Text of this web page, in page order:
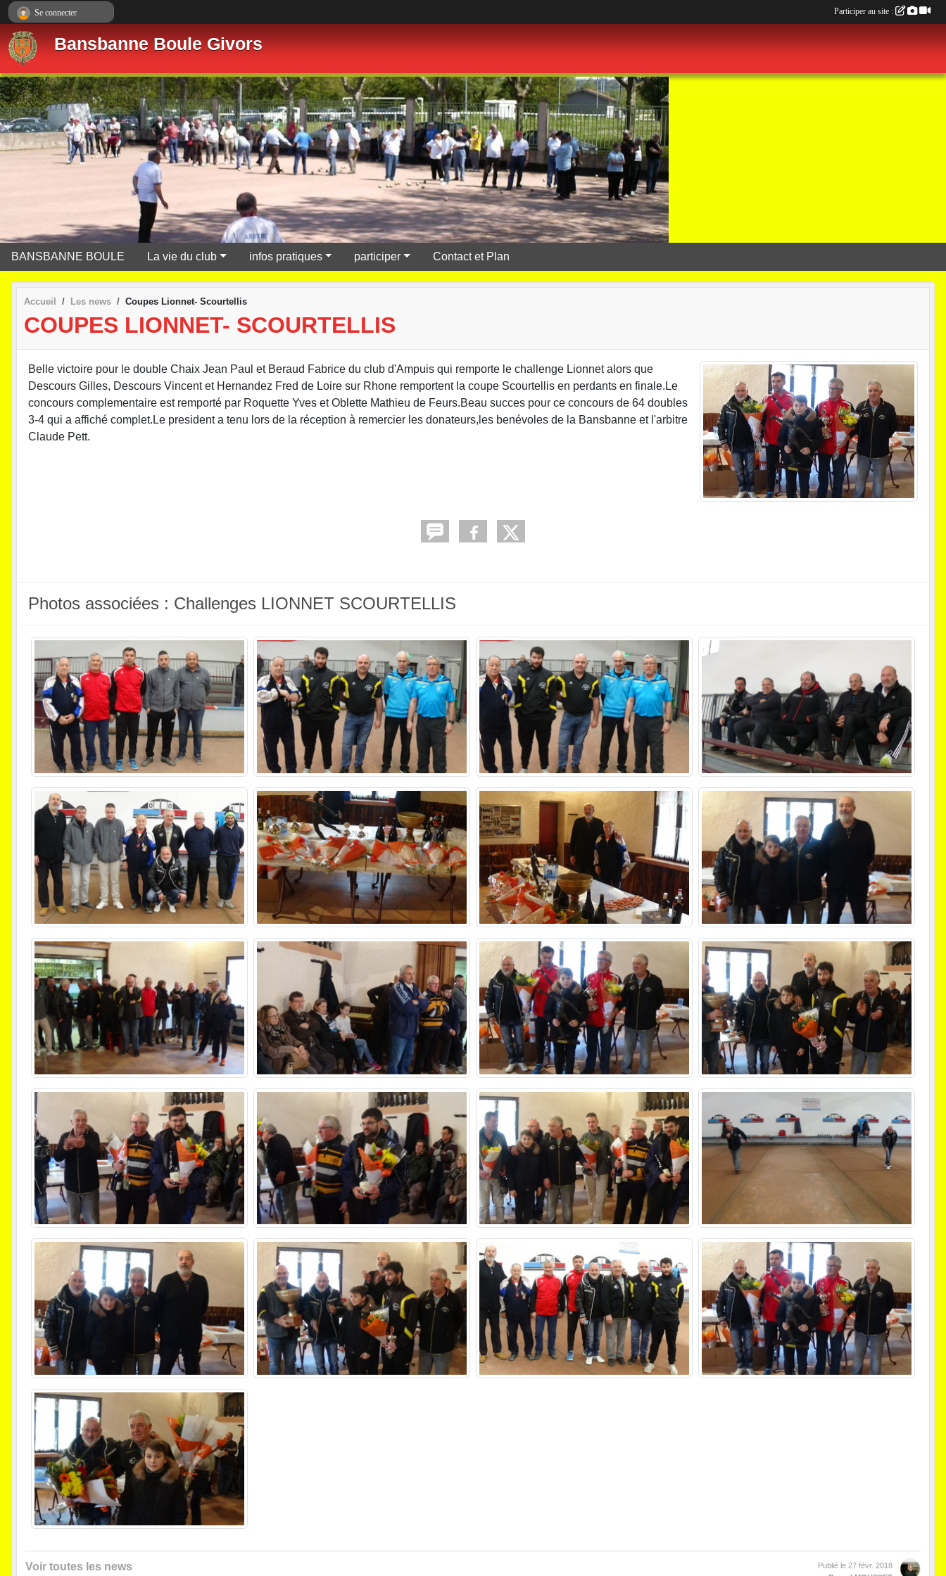
Bansbanne Boule Givors
BANSBANNE BOULE La vie du club infos pratiques participer Contact et Plan
Accueil Les news Coupes Lionnet- Scourtellis
COUPES LIONNET- SCOURTELLIS
Belle victoire pour le double Chaix Jean Paul et Beraud Fabrice du club d'Ampuis qui remporte le challenge Lionnet alors que
Descours Gilles, Descours Vincent et Hernandez Fred de Loire sur Rhone remportent la coupe Scourtellis en perdants en finale.Le
concours complementaire est remporté par Roquette Yves et Oblette Mathieu de Feurs.Beau succes pour ce concours de 64 doubles
3-4 qui a affiché complet.Le president a tenu lors de la réception à remercier les donateurs,les benévoles de la Bansbanne et l'arbitre
Claude Pett.
Photos associées : Challenges LIONNET SCOURTELLIS
Voir toutes les news Publié le 27 févr. 2018
Se connecter Participer au site :
Panneau de gestion des cookies